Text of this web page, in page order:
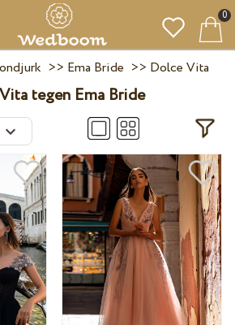
0
>> Ema Bride >> Dolce Vita
tegen Ema Bride